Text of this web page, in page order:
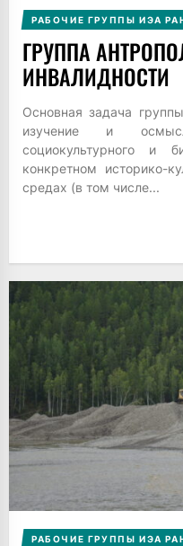
РАБОЧИЕ ГРУППЫ ИЭА
ГРУППА
ИНВАЛИДНОСТИ
Основная задача
изучение и
социокультурного и
конкретном историко-
средах (в том числе...
РАБОЧИЕ ГРУППЫ ИЭА